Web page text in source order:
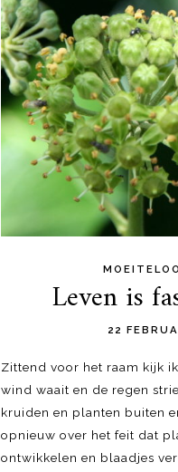
Leven is
22
Zittend voor het raam kijk
wind waait en de regen
kruiden en planten buiten
opnieuw over het feit dat
ontwikkelen en blaadjes